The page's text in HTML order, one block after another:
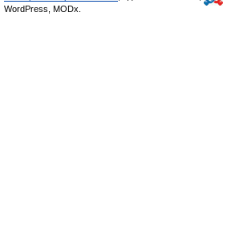
WordPress, MODx.